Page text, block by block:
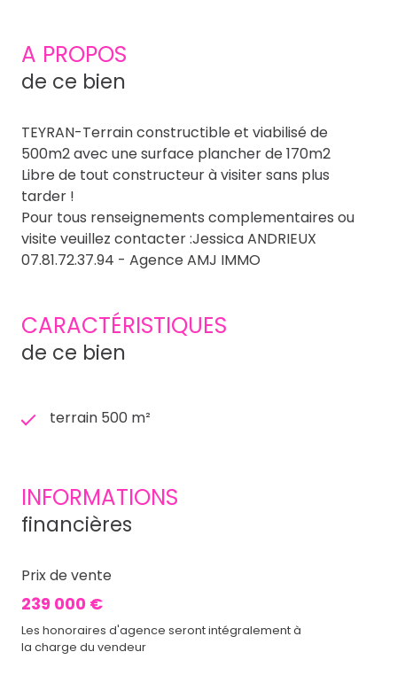
A PROPOS
de ce bien
TEYRAN-Terrain constructible et viabilisé de
500m2 avec une surface plancher de 170m2
Libre de tout constructeur à visiter sans plus
tarder !
Pour tous renseignements complementaires ou
visite veuillez contacter :Jessica ANDRIEUX
07.81.72.37.94 - Agence AMJ IMMO
CARACTÉRISTIQUES
de ce bien
terrain 500 m²
INFORMATIONS
financières
Prix de vente
239 000 €
Les honoraires d'agence seront intégralement à
la charge du vendeur